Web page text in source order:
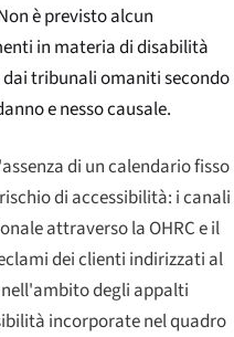
è previsto alcun
in materia di disabilità
tribunali omaniti secondo
e nesso causale.
di un calendario fisso
di accessibilità: i canali
attraverso la OHRC e il
dei clienti indirizzati al
nell'ambito degli appalti
incorporate nel quadro